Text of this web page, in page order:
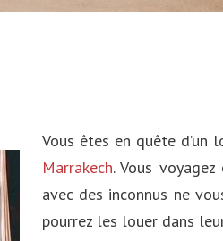
Vous êtes en quête d’un
Marrakech. Vous
avec des inconnus ne
pourrez les louer dans